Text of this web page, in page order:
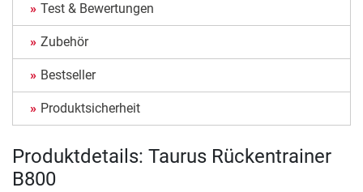
Test & Bewertungen
Zubehör
Bestseller
Produktsicherheit
Produktdetails: Taurus Rückentrainer
B800